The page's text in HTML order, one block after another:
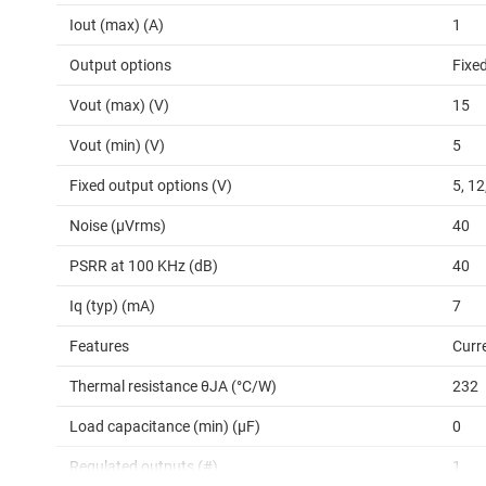
Iout (max) (A) 1
Output options
Vout (max) (V) 15
Vout (min) (V) 5
Fixed output options (V) 5,
Noise (µVrms) 40
PSRR at 100 KHz (dB) 40
Iq (typ) (mA) 7
Features
Thermal resistance θJA (°C/W) 232
Load capacitance (min) (µF) 0
Regulated outputs (#) 1